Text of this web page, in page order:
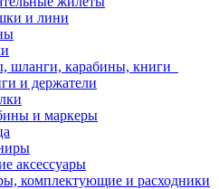
и лини
шланги, карабины, книги
и держатели
и маркеры
аксессуары
комплектующие и расходники